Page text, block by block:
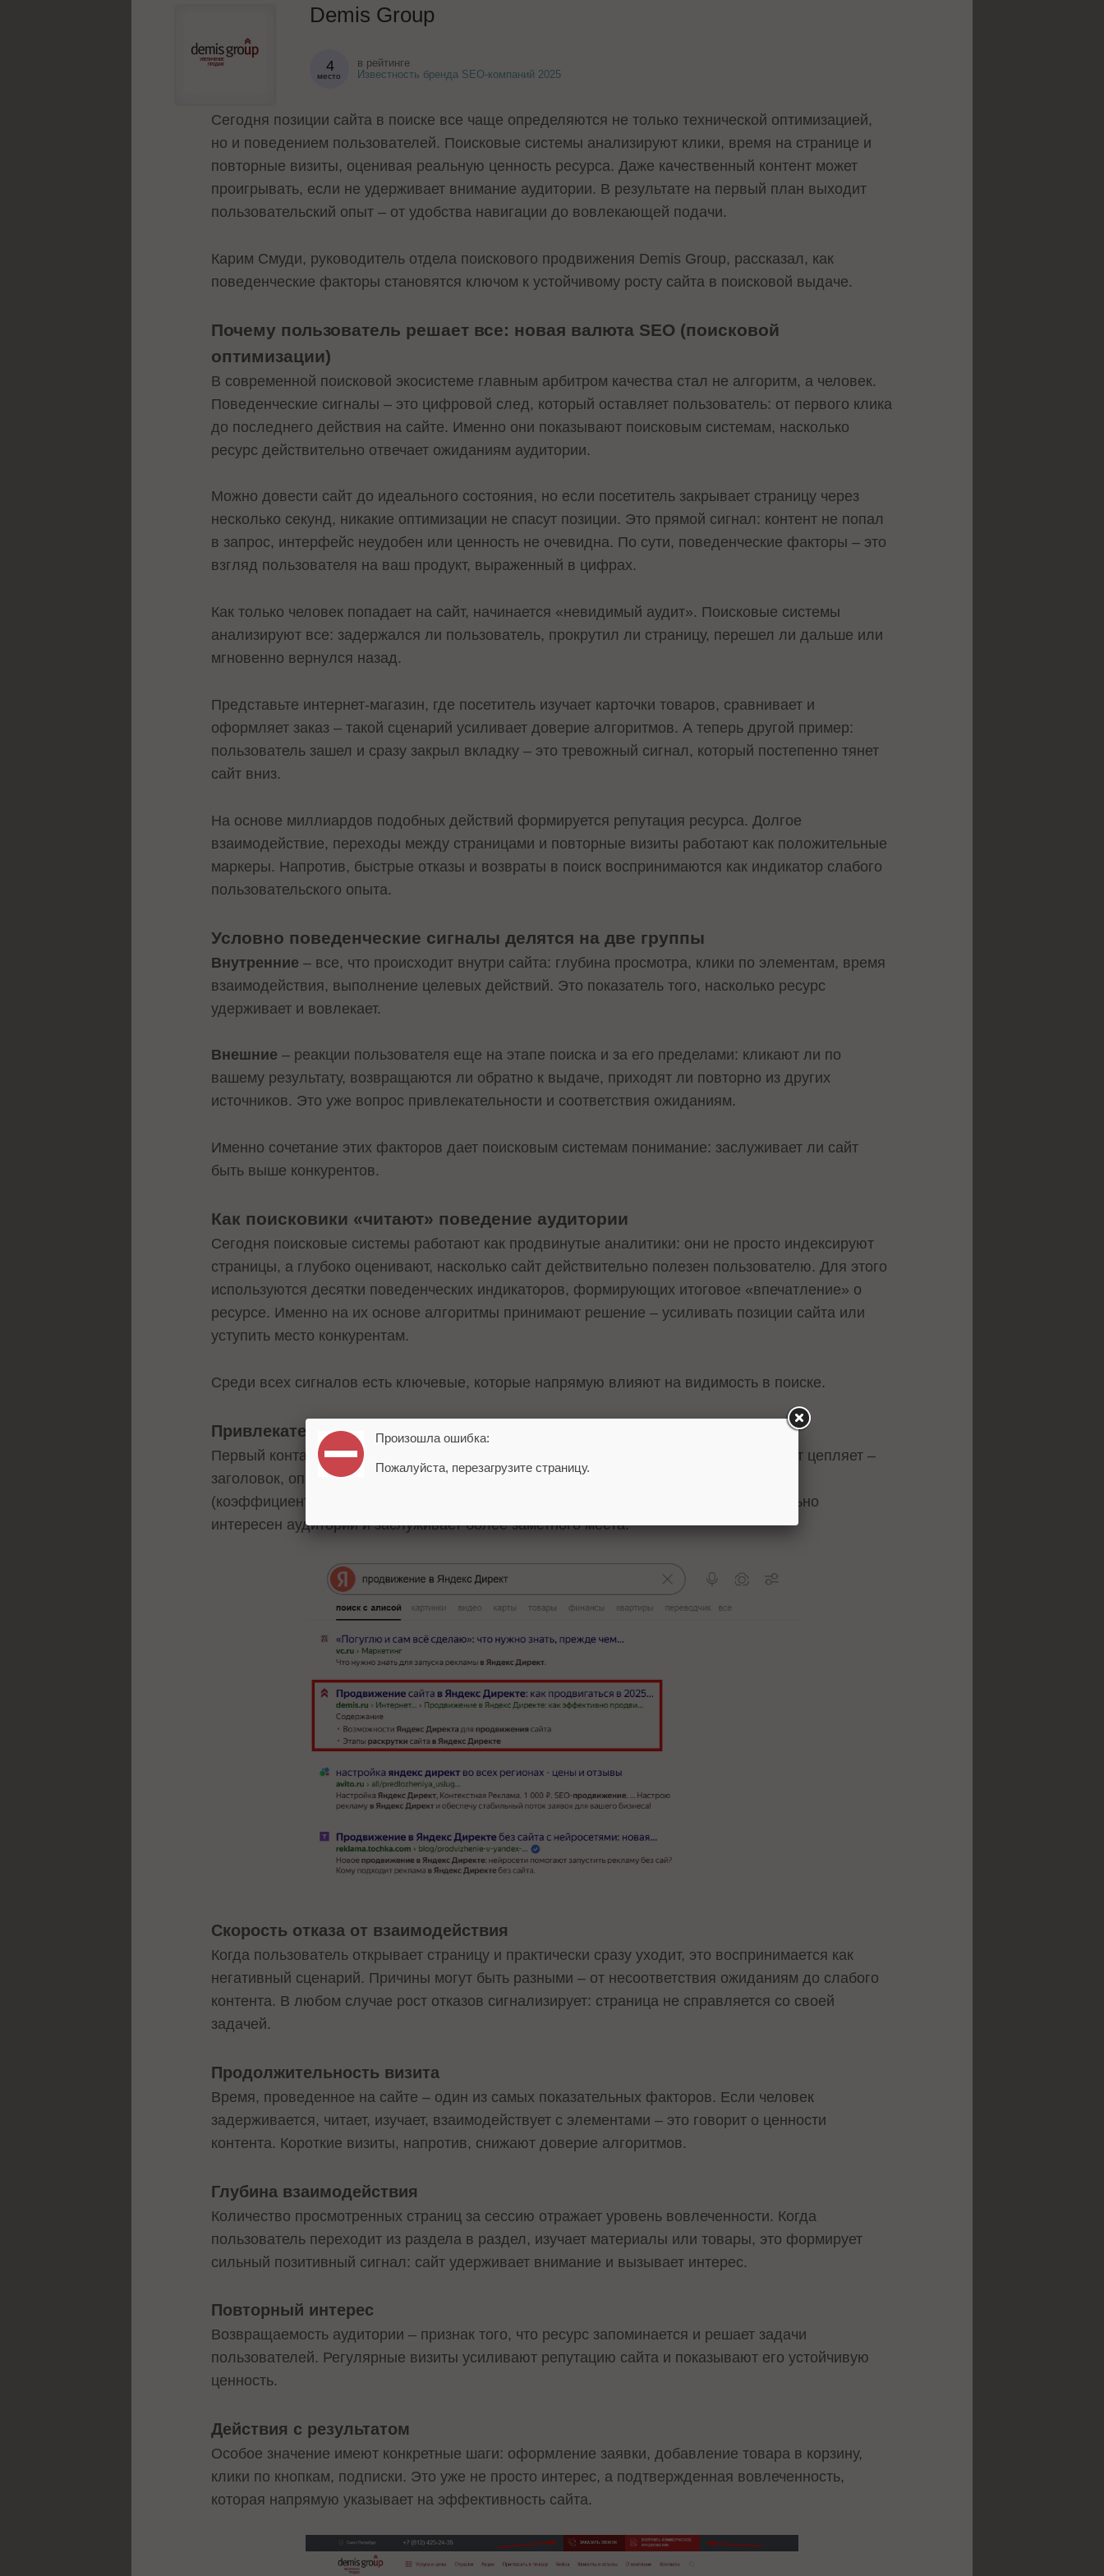
Demis Group
4
место
в рейтинге
Известность бренда SEO-компаний 2025
Сегодня позиции сайта в поиске все чаще определяются не только технической оптимизацией,
но и поведением пользователей. Поисковые системы анализируют клики, время на странице и
повторные визиты, оценивая реальную ценность ресурса. Даже качественный контент может
проигрывать, если не удерживает внимание аудитории. В результате на первый план выходит
пользовательский опыт – от удобства навигации до вовлекающей подачи.
Карим Смуди, руководитель отдела поискового продвижения Demis Group, рассказал, как
поведенческие факторы становятся ключом к устойчивому росту сайта в поисковой выдаче.
Почему пользователь решает все: новая валюта SEO (поисковой
оптимизации)
В современной поисковой экосистеме главным арбитром качества стал не алгоритм, а человек.
Поведенческие сигналы – это цифровой след, который оставляет пользователь: от первого клика
до последнего действия на сайте. Именно они показывают поисковым системам, насколько
ресурс действительно отвечает ожиданиям аудитории.
Можно довести сайт до идеального состояния, но если посетитель закрывает страницу через
несколько секунд, никакие оптимизации не спасут позиции. Это прямой сигнал: контент не попал
в запрос, интерфейс неудобен или ценность не очевидна. По сути, поведенческие факторы – это
взгляд пользователя на ваш продукт, выраженный в цифрах.
Как только человек попадает на сайт, начинается «невидимый аудит». Поисковые системы
анализируют все: задержался ли пользователь, прокрутил ли страницу, перешел ли дальше или
мгновенно вернулся назад.
Представьте интернет-магазин, где посетитель изучает карточки товаров, сравнивает и
оформляет заказ – такой сценарий усиливает доверие алгоритмов. А теперь другой пример:
пользователь зашел и сразу закрыл вкладку – это тревожный сигнал, который постепенно тянет
сайт вниз.
На основе миллиардов подобных действий формируется репутация ресурса. Долгое
взаимодействие, переходы между страницами и повторные визиты работают как положительные
маркеры. Напротив, быстрые отказы и возвраты в поиск воспринимаются как индикатор слабого
пользовательского опыта.
Условно поведенческие сигналы делятся на две группы
Внутренние – все, что происходит внутри сайта: глубина просмотра, клики по элементам, время
взаимодействия, выполнение целевых действий. Это показатель того, насколько ресурс
удерживает и вовлекает.
Внешние – реакции пользователя еще на этапе поиска и за его пределами: кликают ли по
вашему результату, возвращаются ли обратно к выдаче, приходят ли повторно из других
источников. Это уже вопрос привлекательности и соответствия ожиданиям.
Именно сочетание этих факторов дает поисковым системам понимание: заслуживает ли сайт
быть выше конкурентов.
Как поисковики «читают» поведение аудитории
Сегодня поисковые системы работают как продвинутые аналитики: они не просто индексируют
страницы, а глубоко оценивают, насколько сайт действительно полезен пользователю. Для этого
используются десятки поведенческих индикаторов, формирующих итоговое «впечатление» о
ресурсе. Именно на их основе алгоритмы принимают решение – усиливать позиции сайта или
уступить место конкурентам.
Среди всех сигналов есть ключевые, которые напрямую влияют на видимость в поиске.
Привлекательность в выдаче
Первый контакт с пользователем происходит еще до перехода на сайт. Если сниппет цепляет –
заголовок, описание, формат подачи – растет доля кликов. Стабильно высокий CTR
(коэффициент кликабельности) показывает поисковикам: этот результат действительно
интересен аудитории и заслуживает более заметного места.
Скорость отказа от взаимодействия
Когда пользователь открывает страницу и практически сразу уходит, это воспринимается как
негативный сценарий. Причины могут быть разными – от несоответствия ожиданиям до слабого
контента. В любом случае рост отказов сигнализирует: страница не справляется со своей
задачей.
Продолжительность визита
Время, проведенное на сайте – один из самых показательных факторов. Если человек
задерживается, читает, изучает, взаимодействует с элементами – это говорит о ценности
контента. Короткие визиты, напротив, снижают доверие алгоритмов.
Глубина взаимодействия
Количество просмотренных страниц за сессию отражает уровень вовлеченности. Когда
пользователь переходит из раздела в раздел, изучает материалы или товары, это формирует
сильный позитивный сигнал: сайт удерживает внимание и вызывает интерес.
Повторный интерес
Возвращаемость аудитории – признак того, что ресурс запоминается и решает задачи
пользователей. Регулярные визиты усиливают репутацию сайта и показывают его устойчивую
ценность.
Действия с результатом
Особое значение имеют конкретные шаги: оформление заявки, добавление товара в корзину,
клики по кнопкам, подписки. Это уже не просто интерес, а подтвержденная вовлеченность,
которая напрямую указывает на эффективность сайта.
Произошла ошибка:
Пожалуйста, перезагрузите страницу.